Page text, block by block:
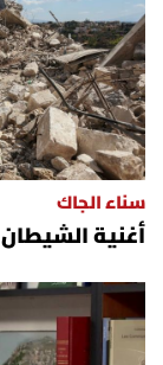
سناء الجاك
أغنية الشيطان